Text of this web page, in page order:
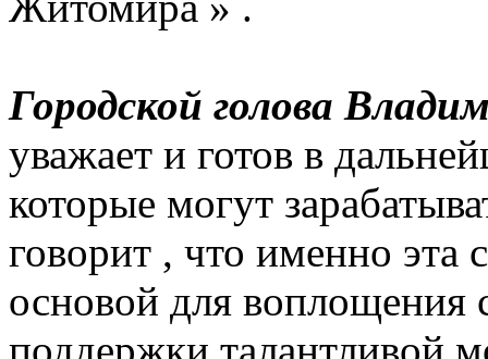
Городской голова
уважает и готов в
которые могут
говорит , что именно эта
основой для воплощения
поддержки талантливой